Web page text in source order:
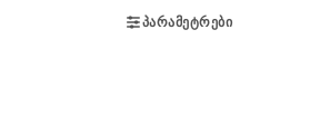
ᲞᲐᲠᲐᲛᲔᲢᲠᲔᲑᲘ